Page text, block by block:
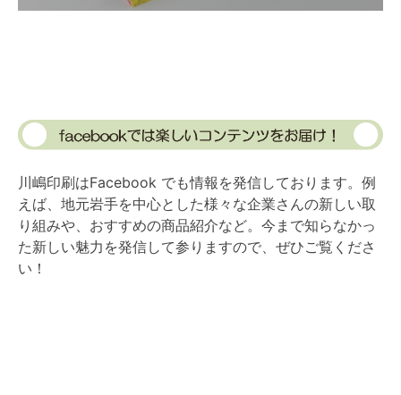
川嶋印刷はFacebook でも情報を発信しております。例
えば、地元岩手を中心とした様々な企業さんの新しい取
り組みや、おすすめの商品紹介など。今まで知らなかっ
た新しい魅力を発信して参りますので、ぜひご覧くださ
い！